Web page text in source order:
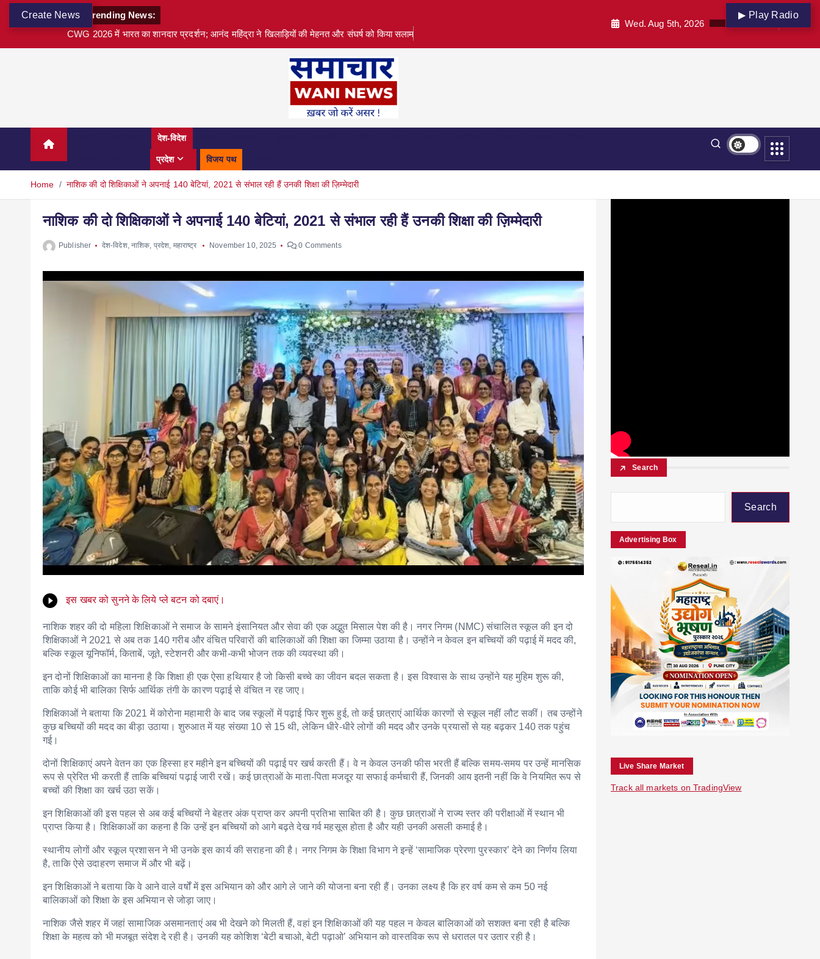
Create News ▶ Play Radio
Trending News:
CWG 2026 में भारत का शानदार प्रदर्शन; आनंद महिंद्रा ने खिलाड़ियों की मेहनत और संघर्ष को किया सलाम
Wed. Aug 5th, 2026
देश-विदेश
प्रदेश विजय पथ
Home नाशिक की दो शिक्षिकाओं ने अपनाई 140 बेटियां, 2021 से संभाल रही हैं उनकी शिक्षा की ज़िम्मेदारी
नाशिक की दो शिक्षिकाओं ने अपनाई 140 बेटियां, 2021 से संभाल रही हैं उनकी शिक्षा की ज़िम्मेदारी
Publisher देश-विदेश,नाशिक, प्रदेश, महाराष्ट्र November 10, 2025 0 Comments
इस खबर को सुनने के लिये प्ले बटन को दबाएं।
नाशिक शहर की दो महिला शिक्षिकाओं ने समाज के सामने इंसानियत और सेवा की एक अद्भुत मिसाल पेश की है। नगर निगम (NMC) संचालित स्कूल की इन दो
शिक्षिकाओं ने 2021 से अब तक 140 गरीब और वंचित परिवारों की बालिकाओं की शिक्षा का जिम्मा उठाया है। उन्होंने न केवल इन बच्चियों की पढ़ाई में मदद की,
बल्कि स्कूल यूनिफॉर्म, किताबें, जूते, स्टेशनरी और कभी-कभी भोजन तक की व्यवस्था की।
इन दोनों शिक्षिकाओं का मानना है कि शिक्षा ही एक ऐसा हथियार है जो किसी बच्चे का जीवन बदल सकता है। इस विश्वास के साथ उन्होंने यह मुहिम शुरू की,
ताकि कोई भी बालिका सिर्फ आर्थिक तंगी के कारण पढ़ाई से वंचित न रह जाए।
शिक्षिकाओं ने बताया कि 2021 में कोरोना महामारी के बाद जब स्कूलों में पढ़ाई फिर शुरू हुई, तो कई छात्राएं आर्थिक कारणों से स्कूल नहीं लौट सकीं। तब उन्होंने
कुछ बच्चियों की मदद का बीड़ा उठाया। शुरुआत में यह संख्या 10 से 15 थी, लेकिन धीरे-धीरे लोगों की मदद और उनके प्रयासों से यह बढ़कर 140 तक पहुंच
गई।
दोनों शिक्षिकाएं अपने वेतन का एक हिस्सा हर महीने इन बच्चियों की पढ़ाई पर खर्च करती हैं। वे न केवल उनकी फीस भरती हैं बल्कि समय-समय पर उन्हें मानसिक
रूप से प्रेरित भी करती हैं ताकि बच्चियां पढ़ाई जारी रखें। कई छात्राओं के माता-पिता मजदूर या सफाई कर्मचारी हैं, जिनकी आय इतनी नहीं कि वे नियमित रूप से
बच्चों की शिक्षा का खर्च उठा सकें।
इन शिक्षिकाओं की इस पहल से अब कई बच्चियों ने बेहतर अंक प्राप्त कर अपनी प्रतिभा साबित की है। कुछ छात्राओं ने राज्य स्तर की परीक्षाओं में स्थान भी
प्राप्त किया है। शिक्षिकाओं का कहना है कि उन्हें इन बच्चियों को आगे बढ़ते देख गर्व महसूस होता है और यही उनकी असली कमाई है।
स्थानीय लोगों और स्कूल प्रशासन ने भी उनके इस कार्य की सराहना की है। नगर निगम के शिक्षा विभाग ने इन्हें ‘सामाजिक प्रेरणा पुरस्कार’ देने का निर्णय लिया
है, ताकि ऐसे उदाहरण समाज में और भी बढ़ें।
इन शिक्षिकाओं ने बताया कि वे आने वाले वर्षों में इस अभियान को और आगे ले जाने की योजना बना रही हैं। उनका लक्ष्य है कि हर वर्ष कम से कम 50 नई
बालिकाओं को शिक्षा के इस अभियान से जोड़ा जाए।
नाशिक जैसे शहर में जहां सामाजिक असमानताएं अब भी देखने को मिलती हैं, वहां इन शिक्षिकाओं की यह पहल न केवल बालिकाओं को सशक्त बना रही है बल्कि
शिक्षा के महत्व को भी मजबूत संदेश दे रही है। उनकी यह कोशिश ‘बेटी बचाओ, बेटी पढ़ाओ’ अभियान को वास्तविक रूप से धरातल पर उतार रही है।
Search
Search
Advertising Box
Live Share Market
Track all markets on TradingView